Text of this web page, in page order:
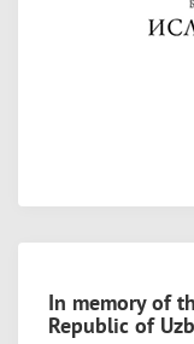
In memory of
Republic of